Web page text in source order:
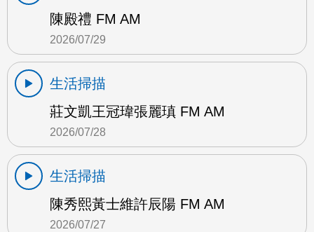
陳殿禮 FM AM
2026/07/29
生活掃描
莊文凱王冠瑋張麗瑱 FM AM
2026/07/28
生活掃描
陳秀熙黃士維許辰陽 FM AM
2026/07/27